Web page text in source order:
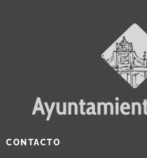
CONTACTO